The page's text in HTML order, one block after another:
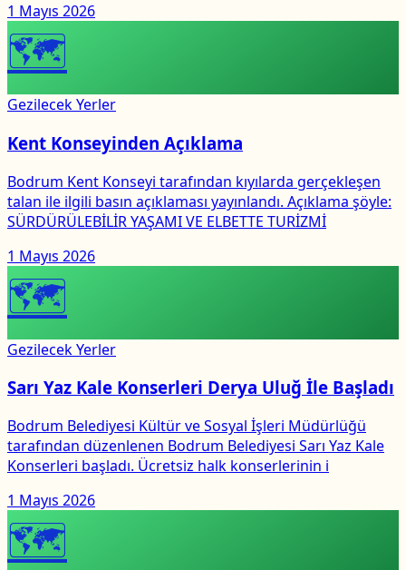
1 Mayıs 2026
🗺
Gezilecek Yerler
Kent Konseyinden Açıklama
Bodrum Kent Konseyi tarafından kıyılarda gerçekleşen
talan ile ilgili basın açıklaması yayınlandı. Açıklama şöyle:
SÜRDÜRÜLEBİLİR YAŞAMI VE ELBETTE TURİZMİ
1 Mayıs 2026
🗺
Gezilecek Yerler
Sarı Yaz Kale Konserleri Derya Uluğ İle Başladı
Bodrum Belediyesi Kültür ve Sosyal İşleri Müdürlüğü
tarafından düzenlenen Bodrum Belediyesi Sarı Yaz Kale
Konserleri başladı. Ücretsiz halk konserlerinin i
1 Mayıs 2026
🗺